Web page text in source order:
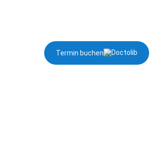
Termin buchen